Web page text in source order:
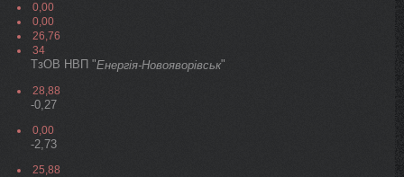
0,00
0,00
26,76
34
ТзОВ НВП "Енергія-Новояворівськ"
28,88
-0,27
0,00
-2,73
25,88